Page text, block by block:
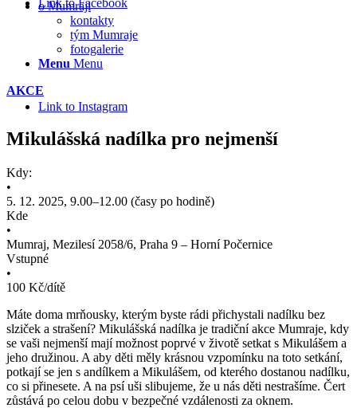
Link to Facebook
Link to Instagram
o Mumraji
kontakty
tým Mumraje
fotogalerie
Menu Menu
AKCE
Mikulášská nadílka pro nejmenší
Kdy:
•
5. 12. 2025, 9.00–12.00 (časy po hodině)
Kde
•
Mumraj, Mezilesí 2058/6, Praha 9 – Horní Počernice
Vstupné
•
100 Kč/dítě
Máte doma mrňousky, kterým byste rádi přichystali nadílku bez
slziček a strašení? Mikulášská nadílka je tradiční akce Mumraje, kdy
se vaši nejmenší mají možnost poprvé v životě setkat s Mikulášem a
jeho družinou. A aby děti měly krásnou vzpomínku na toto setkání,
potkají se jen s andílkem a Mikulášem, od kterého dostanou nadílku,
co si přinesete. A na psí uši slibujeme, že u nás děti nestrašíme. Čert
zůstává po celou dobu v bezpečné vzdálenosti za oknem.